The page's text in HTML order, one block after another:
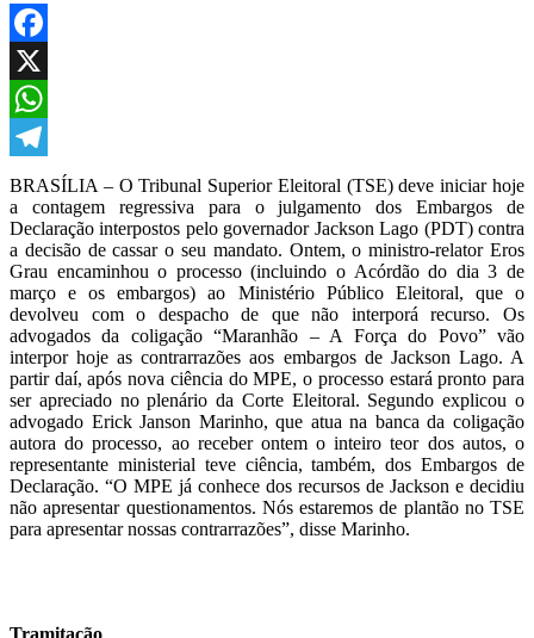
Facebook
X
WhatsApp
Telegram
BRASÍLIA – O Tribunal Superior Eleitoral (TSE) deve iniciar hoje
a contagem regressiva para o julgamento dos Embargos de
Declaração interpostos pelo governador Jackson Lago (PDT) contra
a decisão de cassar o seu mandato. Ontem, o ministro-relator Eros
Grau encaminhou o processo (incluindo o Acórdão do dia 3 de
março e os embargos) ao Ministério Público Eleitoral, que o
devolveu com o despacho de que não interporá recurso. Os
advogados da coligação “Maranhão – A Força do Povo” vão
interpor hoje as contrarrazões aos embargos de Jackson Lago. A
partir daí, após nova ciência do MPE, o processo estará pronto para
ser apreciado no plenário da Corte Eleitoral. Segundo explicou o
advogado Erick Janson Marinho, que atua na banca da coligação
autora do processo, ao receber ontem o inteiro teor dos autos, o
representante ministerial teve ciência, também, dos Embargos de
Declaração. “O MPE já conhece dos recursos de Jackson e decidiu
não apresentar questionamentos. Nós estaremos de plantão no TSE
para apresentar nossas contrarrazões”, disse Marinho.
Tramitação